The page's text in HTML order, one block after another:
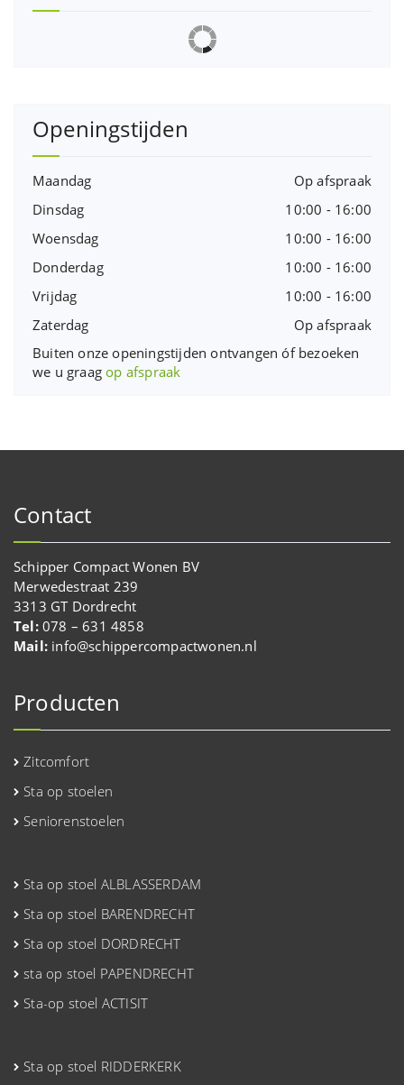
Openingstijden
Maandag
Op afspraak
Dinsdag
10:00 - 16:00
Woensdag
10:00 - 16:00
Donderdag
10:00 - 16:00
Vrijdag
10:00 - 16:00
Zaterdag
Op afspraak
Buiten onze openingstijden ontvangen óf bezoeken
we u graagop afspraak
Contact
Schipper Compact Wonen BV
Merwedestraat 239
3313 GT Dordrecht
Tel:078 – 631 4858
Mail: info@schippercompactwonen.nl
Producten
Zitcomfort
Sta op stoelen
Seniorenstoelen
Sta op stoel ALBLASSERDAM
Sta op stoel BARENDRECHT
Sta op stoel DORDRECHT
sta op stoel PAPENDRECHT
Sta-op stoel ACTISIT
Sta op stoel RIDDERKERK